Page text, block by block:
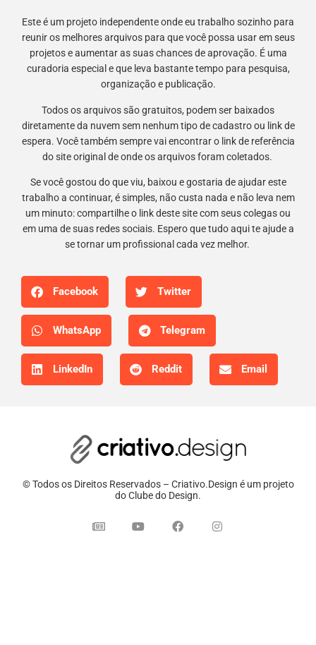
Este é um projeto independente onde eu trabalho sozinho para
reunir os melhores arquivos para que você possa usar em seus
projetos e aumentar as suas chances de aprovação. É uma
curadoria especial e que leva bastante tempo para pesquisa,
organização e publicação.
Todos os arquivos são gratuitos, podem ser baixados
diretamente da nuvem sem nenhum tipo de cadastro ou link de
espera. Você também sempre vai encontrar o link de referência
do site original de onde os arquivos foram coletados.
Se você gostou do que viu, baixou e gostaria de ajudar este
trabalho a continuar, é simples, não custa nada e não leva nem
um minuto: compartilhe o link deste site com seus colegas ou
em uma de suas redes sociais. Espero que tudo aqui te ajude a
se tornar um profissional cada vez melhor.
Facebook Twitter
WhatsApp Telegram
LinkedIn Reddit Email
© Todos os Direitos Reservados – Criativo.Design é um projeto
do Clube do Design.